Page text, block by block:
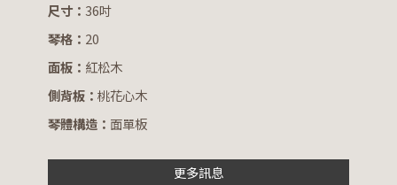
尺寸：36吋
琴格： 20
面板： 紅松木
側背板：桃花心木
琴體構造： 面單板
更多訊息